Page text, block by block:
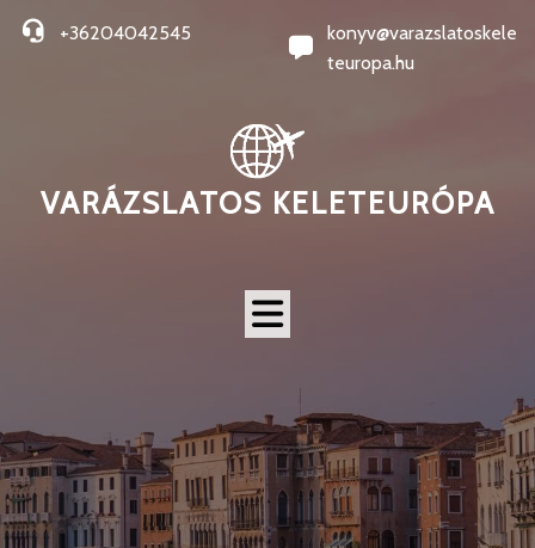
+36204042545
konyv@varazslatoskele
teuropa.hu
VARÁZSLATOS KELETEURÓPA